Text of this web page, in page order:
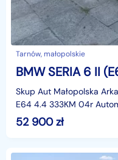
Tarnów, małopolskie
Skup Aut Małopolska
E64 4.4 333KM 04r
CabrioLiczba miejsc:
52 900zł